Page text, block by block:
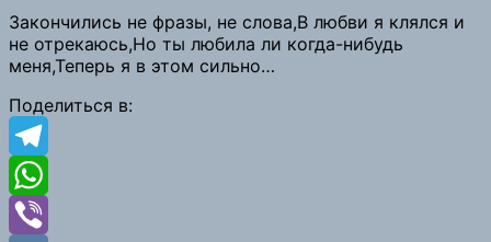
Copy
Link
Закончились не фразы, не слова,В любви я клялся и
не отрекаюсь,Но ты любила ли когда-нибудь
меня,Теперь я в этом сильно…
Поделиться в:
Telegram
WhatsApp